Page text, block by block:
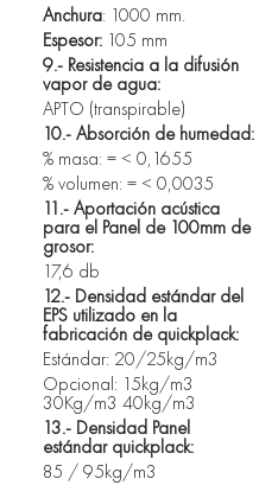
Anchura: 1000 mm.
Espesor: 105 mm
9.- Resistencia a la difusión
vapor de agua:
APTO (transpirable)
10.- Absorción de humedad:
% masa: = < 0,1655
% volumen: = < 0,0035
11.- Aportación acústica
para el Panel de 100mm de
grosor:
17,6 db
12.- Densidad estándar del
EPS utilizado en la
fabricación de quickplack:
Estándar: 20/25kg/m3
Opcional: 15kg/m3
30Kg/m3 40kg/m3
13.- Densidad Panel
estándar quickplack:
85 / 95kg/m3